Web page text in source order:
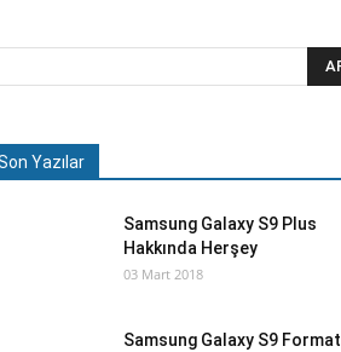
Yazılar
Samsung Galaxy S9 Plus
Hakkında Herşey
03 Mart 2018
Samsung Galaxy S9 Format